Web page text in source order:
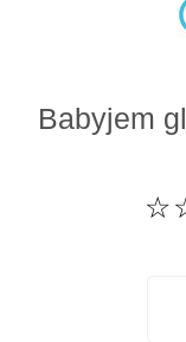
Babyjem
☆